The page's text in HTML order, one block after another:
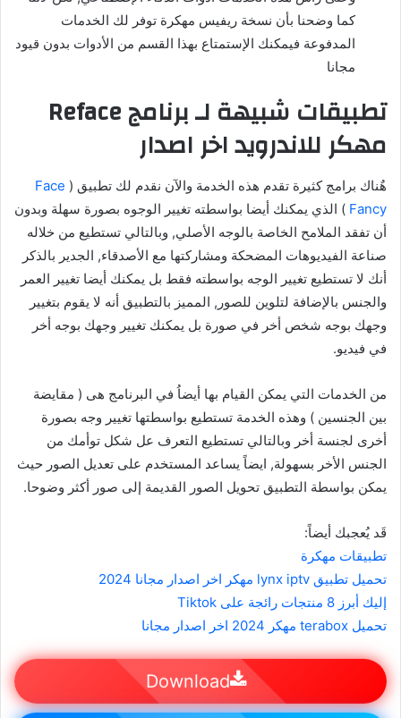
كما وضحنا بأن نسخة ريفيس مهكرة توفر لك الخدمات
المدفوعة فيمكنك الإستمتاع بهذا القسم من الأدوات بدون قيود
مجانا
تطبيقات شبيهة لـ برنامج Reface
مهكر للاندرويد اخر اصدار
هٌناك برامج كثيرة تقدم هذه الخدمة والآن نقدم لك تطبيق ( Face
Fancy ) الذي يمكنك أيضا بواسطته تغيير الوجوه بصورة سهلة وبدون
أن تفقد الملامح الخاصة بالوجه الأصلي, وبالتالي تستطيع من خلاله
صناعة الفيديوهات المضحكة ومشاركتها مع الأصدقاء, الجدير بالذكر
أنك لا تستطيع تغيير الوجه بواسطته فقط بل يمكنك أيضا تغيير العمر
والجنس بالإضافة لتلوين للصور, المميز بالتطبيق أنه لا يقوم بتغيير
وجهك بوجه شخص أخر في صورة بل يمكنك تغيير وجهك بوجه أخر
في فيديو.
من الخدمات التي يمكن القيام بها أيضاُ في البرنامج هى ( مقايضة
بين الجنسين ) وهذه الخدمة تستطيع بواسطتها تغيير وجه بصورة
أخرى لجنسة أخر وبالتالي تستطيع التعرف عل شكل توأمك من
الجنس الأخر بسهولة, ايضاً يساعد المستخدم على تعديل الصور حيث
يمكن بواسطة التطبيق تحويل الصور القديمة إلى صور أكثر وضوحا.
قَد يُعجبك أيضاً:
تطبيقات مهكرة
تحميل تطبيق lynx iptv مهكر اخر اصدار مجانا 2024
إليك أبرز 8 منتجات رائجة على Tiktok
تحميل terabox مهكر 2024 اخر اصدار مجانا
Download